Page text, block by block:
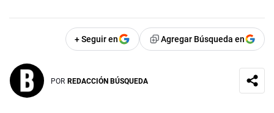
+ Seguir en Agregar Búsqueda en
POR REDACCIÓN BÚSQUEDA